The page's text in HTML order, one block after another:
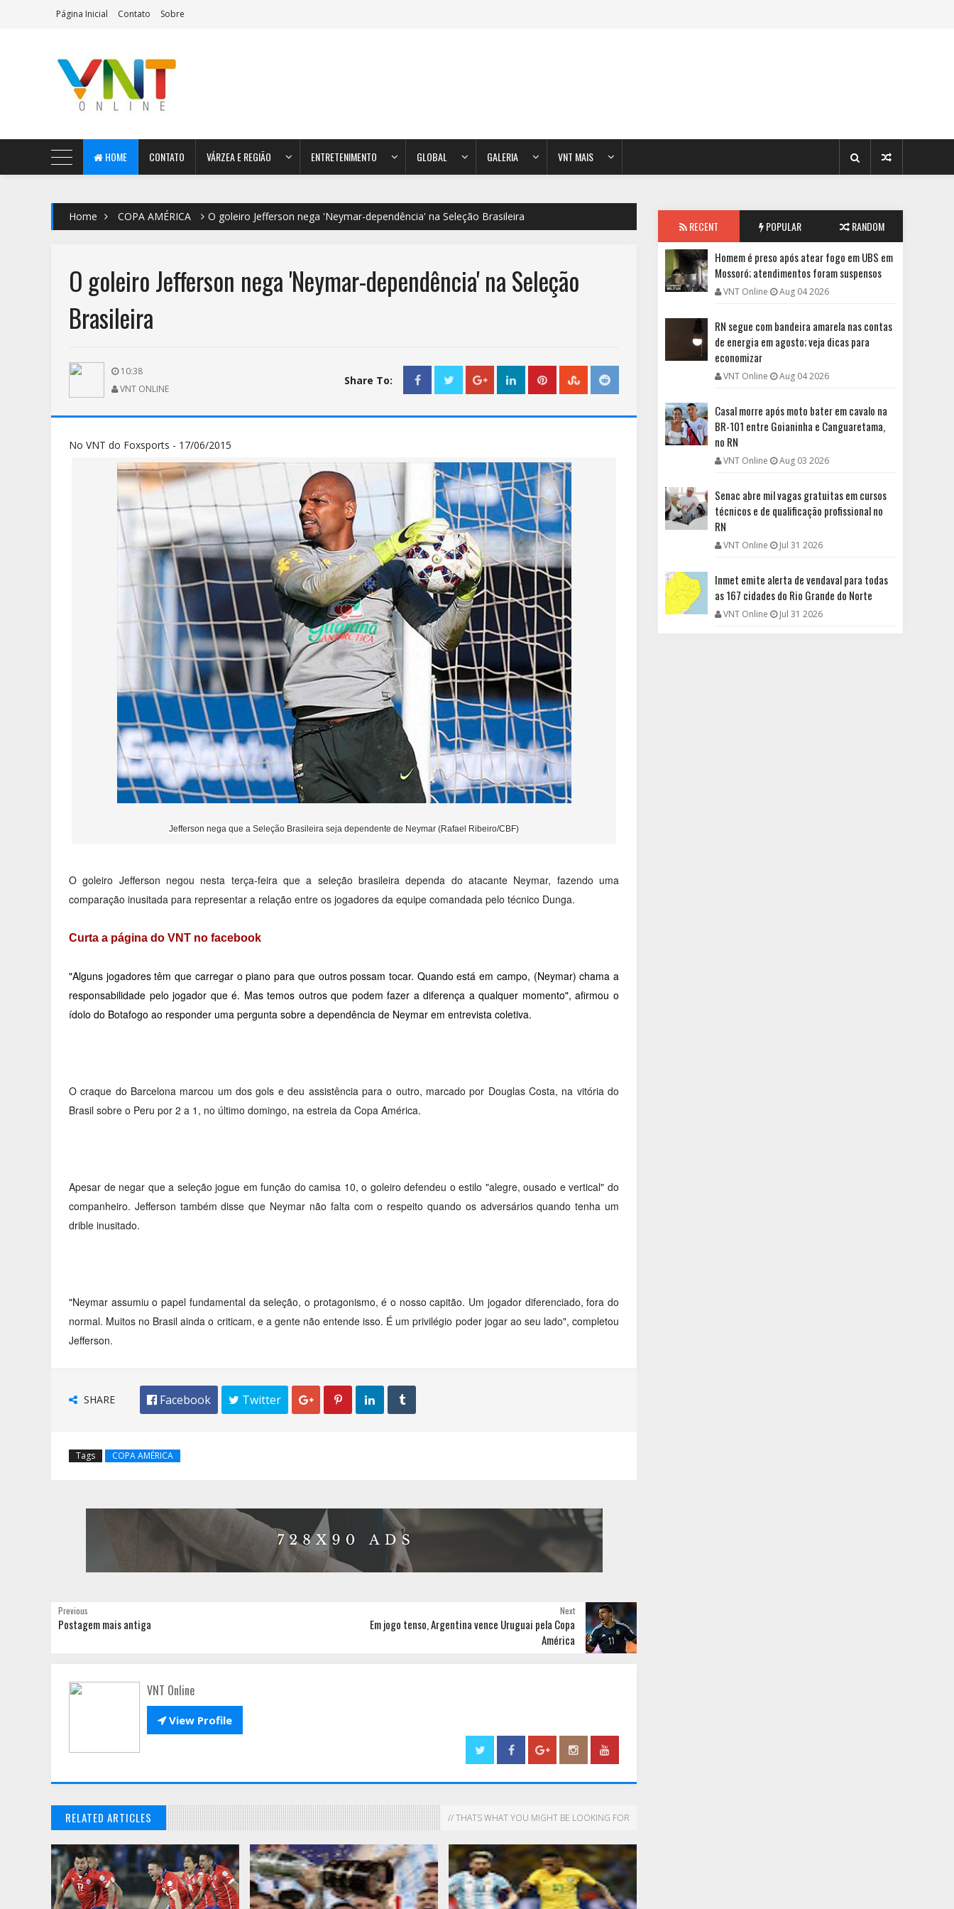
Página Inicial Contato Sobre
AeroMag Blogger Template
HOME CONTATO VÁRZEA E REGIÃO ENTRETENIMENTO GLOBAL GALERIA VNT MAIS
Home COPA AMÉRICA O goleiro Jefferson nega 'Neymar-dependência' na Seleção Brasileira
O goleiro Jefferson nega 'Neymar-dependência' na Seleção
Brasileira
10:38
VNT ONLINE
Share To:
No VNT do Foxsports - 17/06/2015
Jefferson nega que a Seleção Brasileira seja dependente de Neymar (Rafael Ribeiro/CBF)
O goleiro Jefferson negou nesta terça-feira que a seleção brasileira dependa do atacante Neymar, fazendo uma
comparação inusitada para representar a relação entre os jogadores da equipe comandada pelo técnico Dunga.
Curta a página do VNT no facebook
"Alguns jogadores têm que carregar o piano para que outros possam tocar. Quando está em campo, (Neymar) chama a
responsabilidade pelo jogador que é. Mas temos outros que podem fazer a diferença a qualquer momento", afirmou o
ídolo do Botafogo ao responder uma pergunta sobre a dependência de Neymar em entrevista coletiva.
O craque do Barcelona marcou um dos gols e deu assistência para o outro, marcado por Douglas Costa, na vitória do
Brasil sobre o Peru por 2 a 1, no último domingo, na estreia da Copa América.
Apesar de negar que a seleção jogue em função do camisa 10, o goleiro defendeu o estilo "alegre, ousado e vertical" do
companheiro. Jefferson também disse que Neymar não falta com o respeito quando os adversários quando tenha um
drible inusitado.
"Neymar assumiu o papel fundamental da seleção, o protagonismo, é o nosso capitão. Um jogador diferenciado, fora do
normal. Muitos no Brasil ainda o criticam, e a gente não entende isso. É um privilégio poder jogar ao seu lado", completou
Jefferson.
SHARE  Facebook  Twitter    
Tags COPA AMÉRICA
Next
Em jogo tenso, Argentina vence Uruguai pela Copa
América
Previous
Postagem mais antiga
VNT Online
View Profile
RELATED ARTICLES // THATS WHAT YOU MIGHT BE LOOKING FOR
RECENT POPULAR RANDOM
Homem é preso após atear fogo em UBS em
Mossoró; atendimentos foram suspensos
VNT Online Aug 04 2026
RN segue com bandeira amarela nas contas
de energia em agosto; veja dicas para
economizar
VNT Online Aug 04 2026
Casal morre após moto bater em cavalo na
BR-101 entre Goianinha e Canguaretama,
no RN
VNT Online Aug 03 2026
Senac abre mil vagas gratuitas em cursos
técnicos e de qualificação profissional no
RN
VNT Online Jul 31 2026
Inmet emite alerta de vendaval para todas
as 167 cidades do Rio Grande do Norte
VNT Online Jul 31 2026